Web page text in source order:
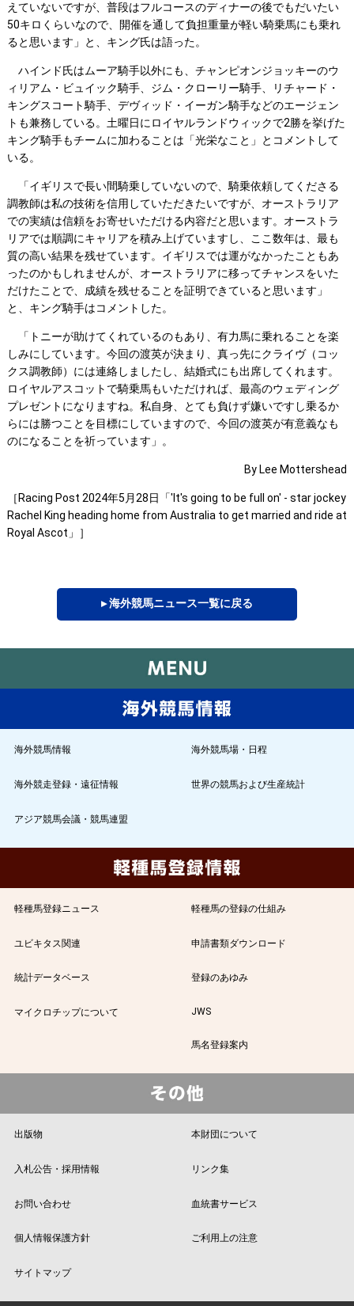
えていないですが、普段はフルコースのディナーの後でもだいたい
50キロくらいなので、開催を通して負担重量が軽い騎乗馬にも乗れ
ると思います」と、キング氏は語った。
ハインド氏はムーア騎手以外にも、チャンピオンジョッキーのウ
ィリアム・ビュイック騎手、ジム・クローリー騎手、リチャード・
キングスコート騎手、デヴィッド・イーガン騎手などのエージェン
トも兼務している。土曜日にロイヤルランドウィックで2勝を挙げた
キング騎手もチームに加わることは「光栄なこと」とコメントして
いる。
「イギリスで長い間騎乗していないので、騎乗依頼してくださる
調教師は私の技術を信用していただきたいですが、オーストラリア
での実績は信頼をお寄せいただける内容だと思います。オーストラ
リアでは順調にキャリアを積み上げていますし、ここ数年は、最も
質の高い結果を残せています。イギリスでは運がなかったこともあ
ったのかもしれませんが、オーストラリアに移ってチャンスをいた
だけたことで、成績を残せることを証明できていると思います」
と、キング騎手はコメントした。
「トニーが助けてくれているのもあり、有力馬に乗れることを楽
しみにしています。今回の渡英が決まり、真っ先にクライヴ（コッ
クス調教師）には連絡しましたし、結婚式にも出席してくれます。
ロイヤルアスコットで騎乗馬もいただければ、最高のウェディング
プレゼントになりますね。私自身、とても負けず嫌いですし乗るか
らには勝つことを目標にしていますので、今回の渡英が有意義なも
のになることを祈っています」。
By Lee Mottershead
［Racing Post 2024年5月28日「'It's going to be full on' - star jockey
Rachel King heading home from Australia to get married and ride at
Royal Ascot」］
▸ 海外競馬ニュース一覧に戻る
海外競馬情報 海外競馬場・日程
海外競走登録・遠征情報 世界の競馬および生産統計
アジア競馬会議・競馬連盟
軽種馬登録ニュース 軽種馬の登録の仕組み
ユビキタス関連 申請書類ダウンロード
統計データベース 登録のあゆみ
マイクロチップについて JWS
馬名登録案内
出版物 本財団について
入札公告・採用情報 リンク集
お問い合わせ 血統書サービス
個人情報保護方針 ご利用上の注意
サイトマップ